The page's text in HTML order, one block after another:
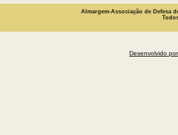
Almargem-Associação de Defesa
Desenvolvido